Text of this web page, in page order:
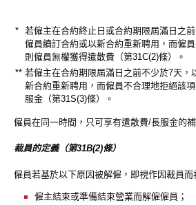
* 若僱主在合約終止日或合約期限屆滿日之
僱員續訂合約或以新合約重新聘用，而僱
則僱員無權獲得遣散費（第31C(2)條）。
** 若僱主在合約期限屆滿日之前不少於7天，
新合約重新聘用，而僱員不合理地拒絕該
服金（第31S(3)條）。
僱員在同一時間，只可享有遣散費/長服金的補
裁員的定義（第31B(2)條）
僱員若基於以下原因被解僱，即視作因裁員而
僱主結束或準備結束營業而解僱僱員；